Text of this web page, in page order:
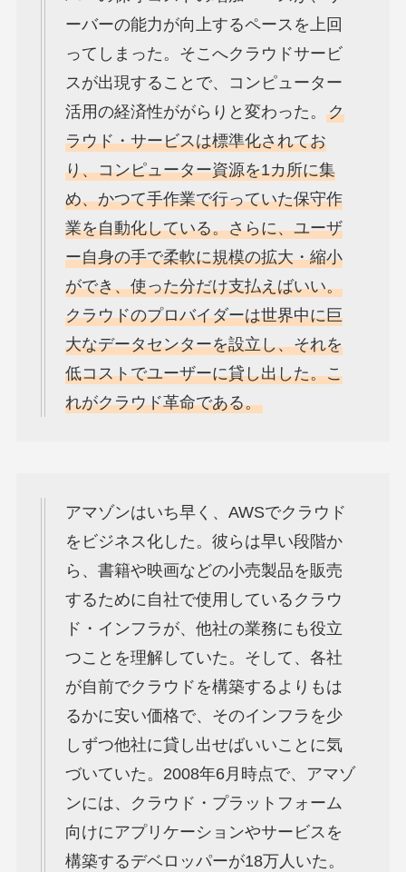
ーバーの能力が向上するペースを上回
ってしまった。そこへクラウドサービ
スが出現することで、コンピューター
活用の経済性ががらりと変わった。 ク
ラウド・サービスは標準化されてお
り、コンピューター資源を1カ所に集
め、かつて手作業で行っていた保守作
業を自動化している。さらに、ユーザ
ー自身の手で柔軟に規模の拡大・縮小
ができ、使った分だけ支払えばいい。
クラウドのプロバイダーは世界中に巨
大なデータセンターを設立し、それを
低コストでユーザーに貸し出した。こ
れがクラウド革命である。
アマゾンはいち早く、AWSでクラウド
をビジネス化した。彼らは早い段階か
ら、書籍や映画などの小売製品を販売
するために自社で使用しているクラウ
ド・インフラが、他社の業務にも役立
つことを理解していた。そして、各社
が自前でクラウドを構築するよりもは
るかに安い価格で、そのインフラを少
しずつ他社に貸し出せばいいことに気
づいていた。2008年6月時点で、アマゾ
ンには、クラウド・プラットフォーム
向けにアプリケーションやサービスを
構築するデベロッパーが18万人いた。